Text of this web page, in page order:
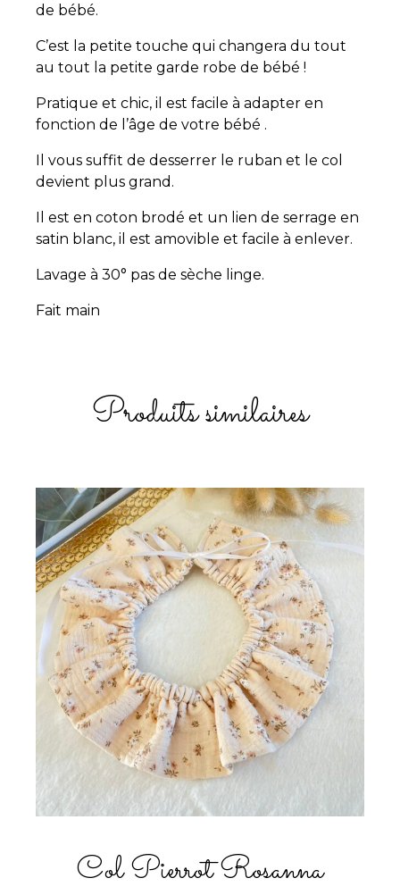
de bébé.
C’est la petite touche qui changera du tout
au tout la petite garde robe de bébé !
Pratique et chic, il est facile à adapter en
fonction de l’âge de votre bébé .
Il vous suffit de desserrer le ruban et le col
devient plus grand.
Il est en coton brodé et un lien de serrage en
satin blanc, il est amovible et facile à enlever.
Lavage à 30° pas de sèche linge.
Fait main
Produits similaires
Col Pierrot Rosanna